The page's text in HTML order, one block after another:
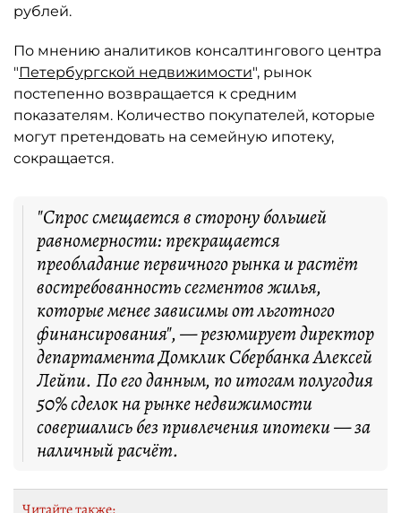
рублей.
По мнению аналитиков консалтингового центра
"Петербургской недвижимости", рынок
постепенно возвращается к средним
показателям. Количество покупателей, которые
могут претендовать на семейную ипотеку,
сокращается.
"Спрос смещается в сторону большей
равномерности: прекращается
преобладание первичного рынка и растёт
востребованность сегментов жилья,
которые менее зависимы от льготного
финансирования", — резюмирует директор
департамента Домклик Сбербанка Алексей
Лейпи. По его данным, по итогам полугодия
50% сделок на рынке недвижимости
совершались без привлечения ипотеки — за
наличный расчёт.